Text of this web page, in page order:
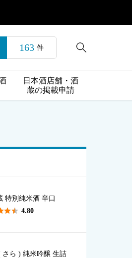

163 件
日本酒店舗・酒
蔵の掲載申請
特別純米酒 辛口
 4.80
さら ) 純米吟醸 生詰